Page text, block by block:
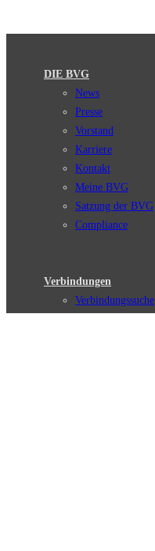
DIE BVG
News
Presse
Vorstand
Karriere
Kontakt
Meine BVG
Satzung der BVG
Compliance
Verbindungen
Verbindungssuche